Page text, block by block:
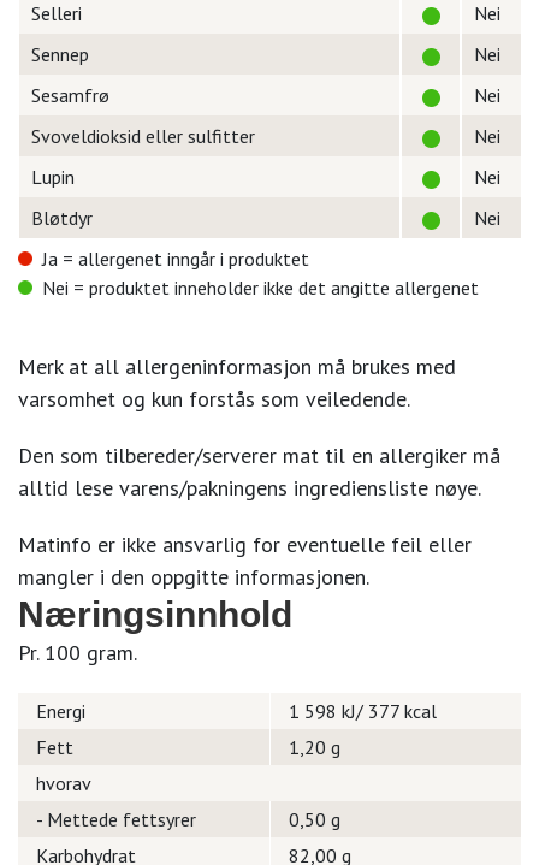
Selleri
Nei
Sennep
Nei
Sesamfrø
Nei
Svoveldioksid eller sulfitter
Nei
Lupin
Nei
Bløtdyr
Nei
Ja = allergenet inngår i produktet
Nei = produktet inneholder ikke det angitte allergenet
Merk at all allergeninformasjon må brukes med
varsomhet og kun forstås som veiledende.
Den som tilbereder/serverer mat til en allergiker må
alltid lese varens/pakningens ingrediensliste nøye.
Matinfo er ikke ansvarlig for eventuelle feil eller
mangler i den oppgitte informasjonen.
Næringsinnhold
Pr. 100 gram.
Energi
1 598 kJ/ 377 kcal
Fett
1,20 g
hvorav
- Mettede fettsyrer
0,50 g
Karbohydrat
82,00 g